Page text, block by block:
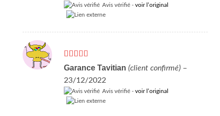
Avis vérifié - voir l’original
Note5sur 5
Garance Tavitian (client confirmé) –
23/12/2022
Avis vérifié - voir l’original